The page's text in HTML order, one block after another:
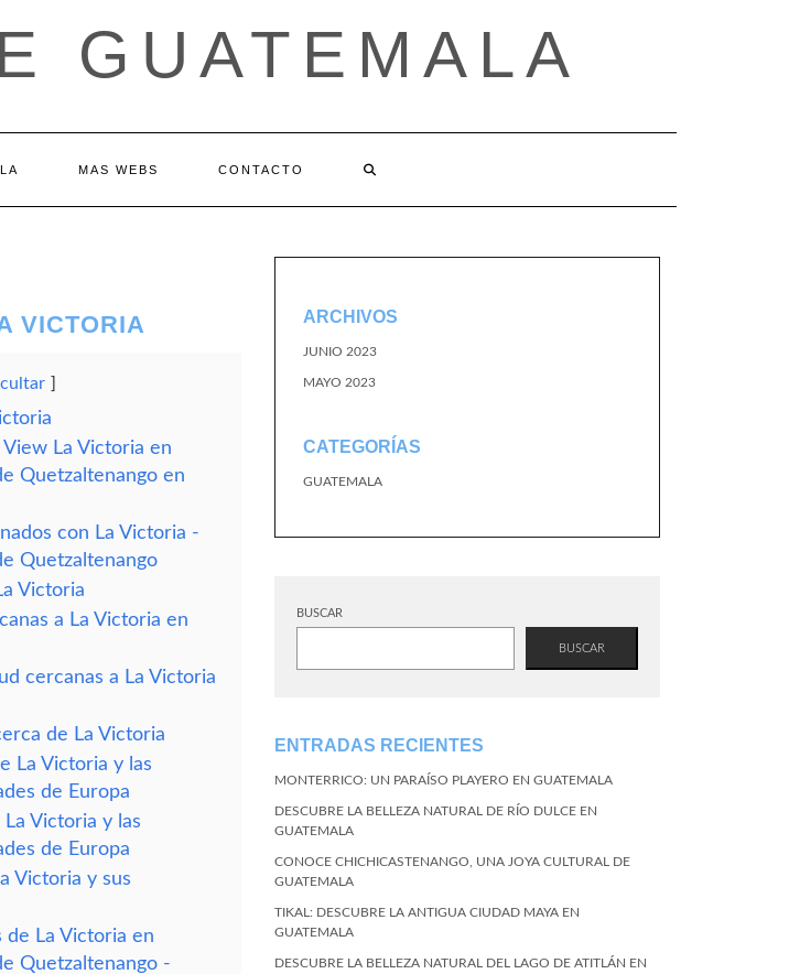
GUATEMALA
MAS WEBS CONTACTO
VICTORIA
La Victoria en
Quetzaltenango en
con La Victoria -
Quetzaltenango
Victoria
a La Victoria en
cercanas a La Victoria
de La Victoria
La Victoria y las
de Europa
Victoria y las
de Europa
Victoria y sus
de La Victoria en
Quetzaltenango -
ARCHIVOS
JUNIO 2023
MAYO 2023
CATEGORÍAS
GUATEMALA
BUSCAR
BUSCAR
ENTRADAS RECIENTES
MONTERRICO: UN PARAÍSO PLAYERO EN GUATEMALA
DESCUBRE LA BELLEZA NATURAL DE RÍO DULCE EN
GUATEMALA
CONOCE CHICHICASTENANGO, UNA JOYA CULTURAL DE
GUATEMALA
TIKAL: DESCUBRE LA ANTIGUA CIUDAD MAYA EN
GUATEMALA
DESCUBRE LA BELLEZA NATURAL DEL LAGO DE ATITLÁN EN